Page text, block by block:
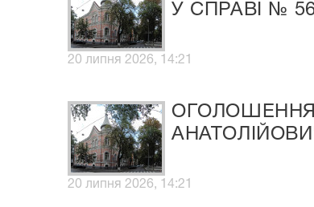
У СПРАВІ №
20 липня 2026, 14:21
ОГОЛОШЕННЯ
20 липня 2026, 14:21